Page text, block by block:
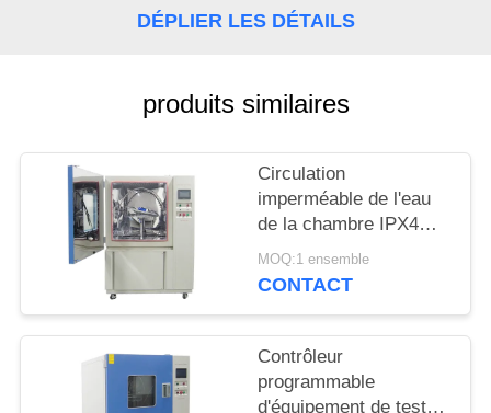
DU
SITE
PRIVACY
POLICY
DÉPLIER LES DÉTAILS
produits similaires
Circulation
imperméable de l'eau
de la chambre IPX4
d'essai de l'acier
inoxydable SUS304
MOQ:1 ensemble
CONTACT
Contrôleur
programmable
d'équipement de test